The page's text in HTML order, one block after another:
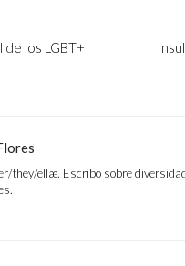
de los LGBT+
they/ellæ. Escribo sobre